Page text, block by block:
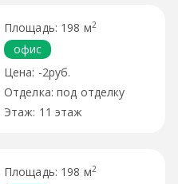
198 м2
офис
-2руб.
под отделку
11 этаж
198 м2